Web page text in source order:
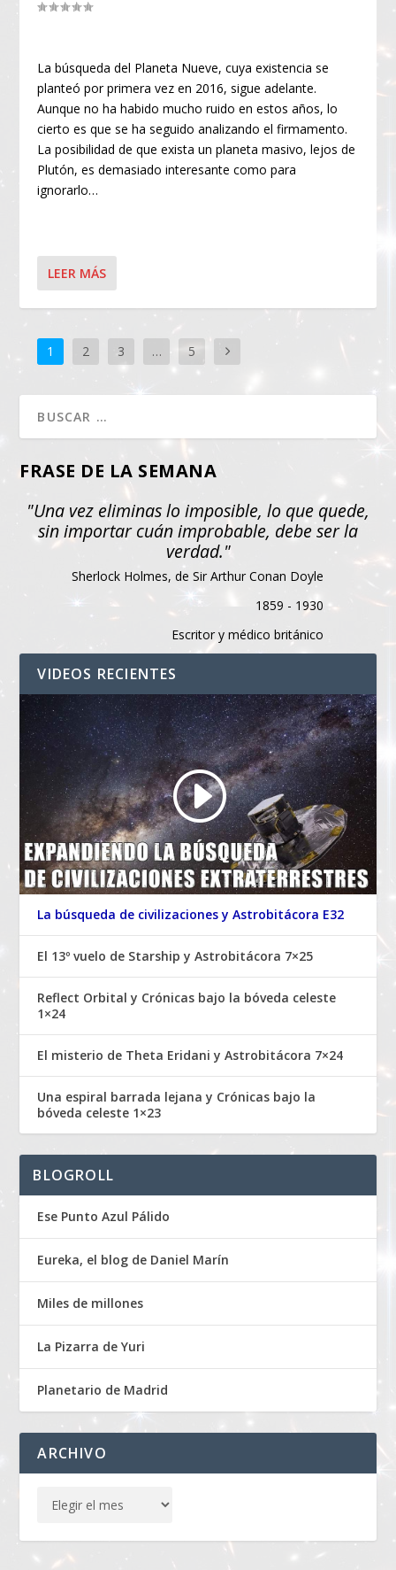
La búsqueda del Planeta Nueve, cuya existencia se
planteó por primera vez en 2016, sigue adelante.
Aunque no ha habido mucho ruido en estos años, lo
cierto es que se ha seguido analizando el firmamento.
La posibilidad de que exista un planeta masivo, lejos de
Plutón, es demasiado interesante como para
ignorarlo…
LEER MÁS
1 2 3 … 5
FRASE DE LA SEMANA
"Una vez eliminas lo imposible, lo que quede,
sin importar cuán improbable, debe ser la
verdad."
Sherlock Holmes, de Sir Arthur Conan Doyle
1859 - 1930
Escritor y médico británico
VIDEOS RECIENTES
La búsqueda de civilizaciones y Astrobitácora E32
El 13º vuelo de Starship y Astrobitácora 7×25
Reflect Orbital y Crónicas bajo la bóveda celeste
1×24
El misterio de Theta Eridani y Astrobitácora 7×24
Una espiral barrada lejana y Crónicas bajo la
bóveda celeste 1×23
BLOGROLL
Ese Punto Azul Pálido
Eureka, el blog de Daniel Marín
Miles de millones
La Pizarra de Yuri
Planetario de Madrid
ARCHIVO